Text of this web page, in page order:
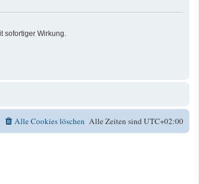
Wirkung.
Alle Zeiten sindUTC+02:00
Alle Cookies löschen